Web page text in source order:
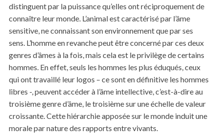
distinguent par la puissance qu’elles ont réciproquement de
connaître leur monde. L’animal est caractérisé par l’âme
sensitive, ne connaissant son environnement que par ses
sens. L’homme en revanche peut être concerné par ces deux
genres d’âmes à la fois, mais cela est le privilège de certains
hommes. En effet, seuls les hommes les plus éduqués, ceux
qui ont travaillé leur logos – ce sont en définitive les hommes
libres -, peuvent accéder à l’âme intellective, c’est-à-dire au
troisième genre d’âme, le troisième sur une échelle de valeur
croissante. Cette hiérarchie apposée sur le monde induit une
morale par nature des rapports entre vivants.